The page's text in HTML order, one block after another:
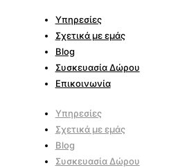
Υπηρεσίες
Σχετικά με εμάς
Blog
Συσκευασία Δώρου
Επικοινωνία
Υπηρεσίες
Σχετικά με εμάς
Blog
Συσκευασία Δώρου